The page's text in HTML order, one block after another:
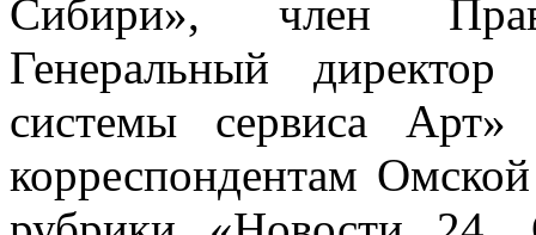
Сибири», член
Генеральный
системы сервиса
корреспондентам